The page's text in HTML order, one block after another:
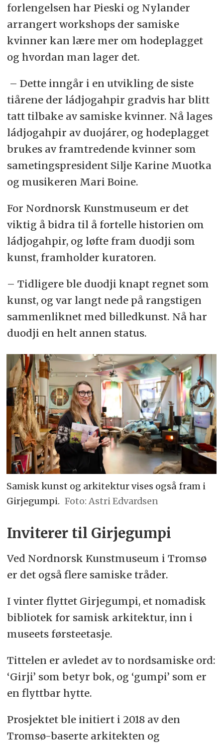
forlengelsen har Pieski og Nylander
arrangert workshops der samiske
kvinner kan lære mer om hodeplagget
og hvordan man lager det.
– Dette inngår i en utvikling de siste
tiårene der ládjogahpir gradvis har blitt
tatt tilbake av samiske kvinner. Nå lages
ládjogahpir av duojárer, og hodeplagget
brukes av framtredende kvinner som
sametingspresident Silje Karine Muotka
og musikeren Mari Boine.
For Nordnorsk Kunstmuseum er det
viktig å bidra til å fortelle historien om
ládjogahpir, og løfte fram duodji som
kunst, framholder kuratoren.
– Tidligere ble duodji knapt regnet som
kunst, og var langt nede på rangstigen
sammenliknet med billedkunst. Nå har
duodji en helt annen status.
Samisk kunst og arkitektur vises også fram i
Girjegumpi.
Astri Edvardsen
Inviterer til Girjegumpi
Ved Nordnorsk Kunstmuseum i Tromsø
er det også flere samiske tråder.
I vinter flyttet Girjegumpi, et nomadisk
bibliotek for samisk arkitektur, inn i
museets førsteetasje.
Tittelen er avledet av to nordsamiske ord:
‘Girji’ som betyr bok, og ‘gumpi’ som er
en flyttbar hytte.
Prosjektet ble initiert i 2018 av den
Tromsø-baserte arkitekten og